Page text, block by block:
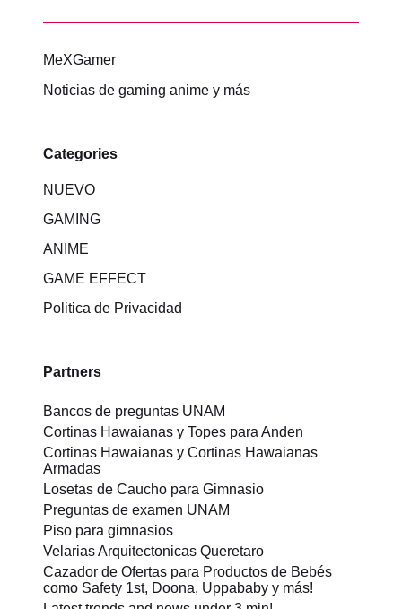
MeXGamer
Noticias de gaming anime y más
Categories
NUEVO
GAMING
ANIME
GAME EFFECT
Politica de Privacidad
Partners
Bancos de preguntas UNAM
Cortinas Hawaianas y Topes para Anden
Cortinas Hawaianas y Cortinas Hawaianas
Armadas
Losetas de Caucho para Gimnasio
Preguntas de examen UNAM
Piso para gimnasios
Velarias Arquitectonicas Queretaro
Cazador de Ofertas para Productos de Bebés
como Safety 1st, Doona, Uppababy y más!